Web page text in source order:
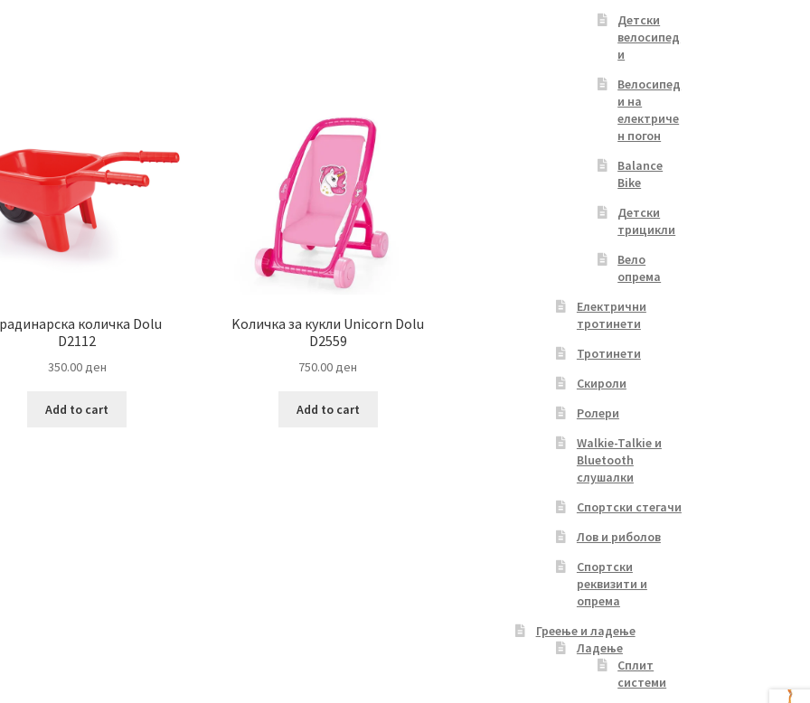
количка Dolu
D2112
350.00ден
Add to cart
Kоличка за кукли Unicorn Dolu
D2559
750.00ден
Add to cart
Детски
велосипед
и
Велосипед
и на
електриче
н погон
Balance
Bike
Детски
трицикли
Вело
опрема
Електрични
тротинети
Тротинети
Скироли
Ролери
Walkie-Talkie и
Bluetooth
слушалки
Спортски стегачи
Лов и риболов
Спортски
реквизити и
опрема
Греење и ладење
Ладење
Сплит
системи